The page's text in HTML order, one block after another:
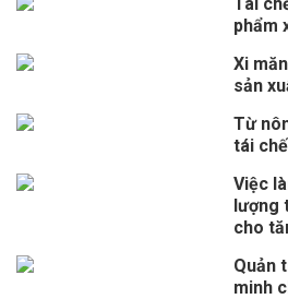
phẩm
Xi
sản
Từ
tái chế
Việc
lượng
cho
Quản
minh